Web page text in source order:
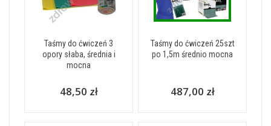
Taśmy do ćwiczeń 3
opory słaba, średnia i
mocna
48,50 zł
Taśmy do ćwiczeń 25szt
po 1,5m średnio mocna
487,00 zł